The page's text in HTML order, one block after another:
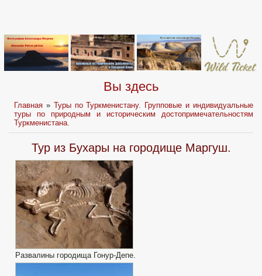
Вы здесь
Главная » Туры по Туркменистану. Групповые и индивидуальные
туры по природным и историческим достопримечательностям
Туркменистана.
Тур из Бухары на городище Маргуш.
Развалины городища Гонур-Депе.